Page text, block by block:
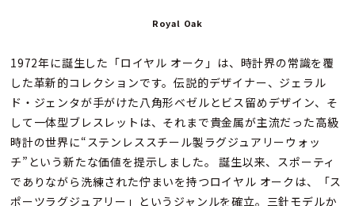
Royal Oak
1972年に誕生した「ロイヤル オーク」は、時計界の常識を覆
した革新的コレクションです。伝説的デザイナー、ジェラル
ド・ジェンタが手がけた八角形ベゼルとビス留めデザイン、そ
して一体型ブレスレットは、それまで貴金属が主流だった高級
時計の世界に“ステンレススチール製ラグジュアリーウォッ
チ”という新たな価値を提示しました。 誕生以来、スポーティ
でありながら洗練された佇まいを持つロイヤル オークは、「ス
ポーツラグジュアリー」というジャンルを確立。三針モデルか